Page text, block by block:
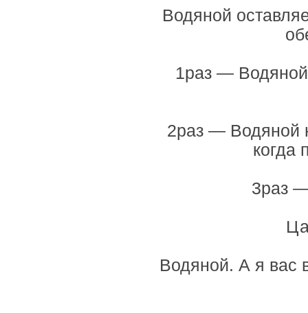
Водяной
1раз — Водяной
2раз — Водяной
когда
3раз
Водяной. А я вас